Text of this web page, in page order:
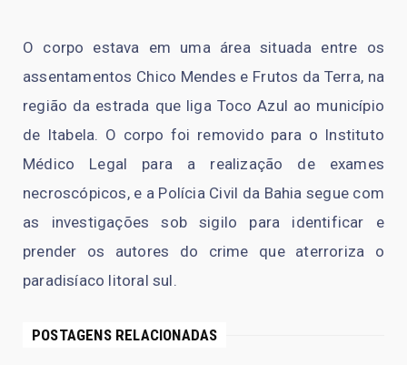
O corpo estava em uma área situada entre os
assentamentos Chico Mendes e Frutos da Terra, na
região da estrada que liga Toco Azul ao município
de Itabela. O corpo foi removido para o Instituto
Médico Legal para a realização de exames
necroscópicos, e a Polícia Civil da Bahia segue com
as investigações sob sigilo para identificar e
prender os autores do crime que aterroriza o
paradisíaco litoral sul.
POSTAGENS RELACIONADAS